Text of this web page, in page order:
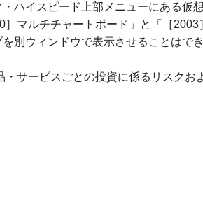
ハイスピード上部メニューにある仮
］マルチチャートボード」と「［
を別ウィンドウで表示させることはで
・サービスごとの投資に係るリスクお